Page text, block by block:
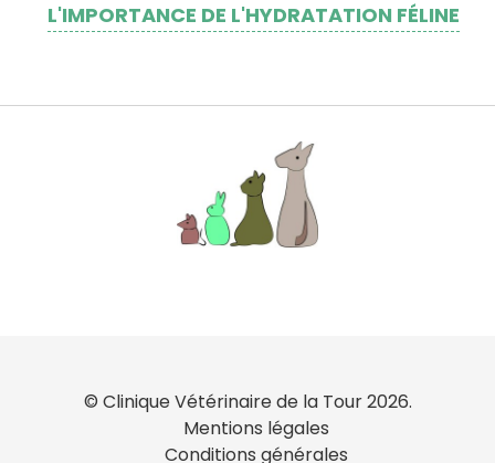
L'IMPORTANCE DE L'HYDRATATION FÉLINE
© Clinique Vétérinaire de la Tour 2026.
Mentions légales
Conditions générales